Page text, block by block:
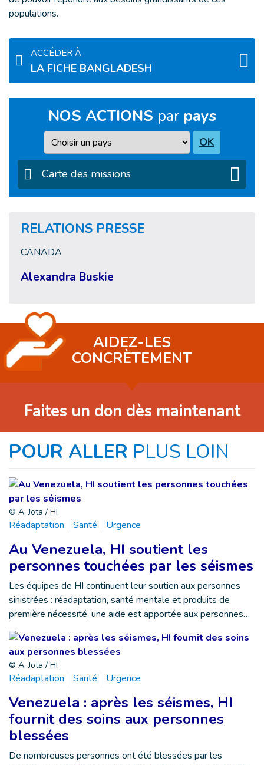
populations.
ACCÉDER À
LA FICHE BANGLADESH
NOS ACTIONS par pays
Pays OK
Carte des missions
RELATIONS PRESSE
CANADA
Alexandra Buskie
AIDEZ-LES
CONCRÈTEMENT
Faites un don dès maintenant
POUR ALLER PLUS LOIN
© A. Jota / HI
Réadaptation Santé Urgence
Au Venezuela, HI soutient les
personnes touchées par les séismes
Les équipes de HI continuent leur soutien aux personnes
sinistrées : réadaptation, santé mentale et produits de
première nécessité, une aide est apportée aux personnes…
© A. Jota / HI
Réadaptation Santé Urgence
Venezuela : après les séismes, HI
fournit des soins aux personnes
blessées
De nombreuses personnes ont été blessées par les